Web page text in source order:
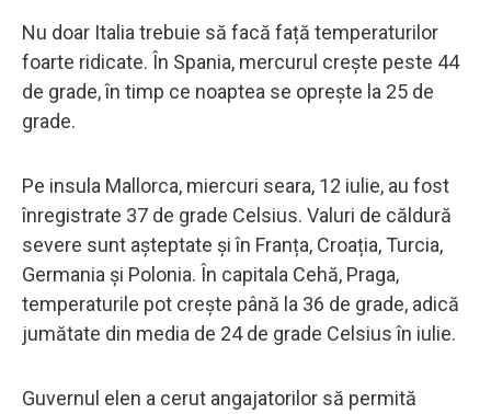
Nu doar Italia trebuie să facă față temperaturilor
foarte ridicate. În Spania, mercurul crește peste 44
de grade, în timp ce noaptea se oprește la 25 de
grade.
Pe insula Mallorca, miercuri seara, 12 iulie, au fost
înregistrate 37 de grade Celsius. Valuri de căldură
severe sunt așteptate și în Franța, Croația, Turcia,
Germania și Polonia. În capitala Cehă, Praga,
temperaturile pot crește până la 36 de grade, adică
jumătate din media de 24 de grade Celsius în iulie.
Guvernul elen a cerut angajatorilor să permită